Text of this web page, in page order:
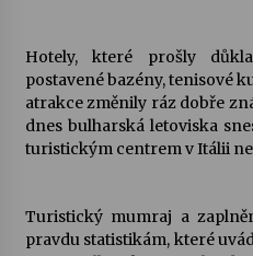
Hotely, které prošly
postavené bazény, tenisové
atrakce změnily ráz dobře
dnes bulharská letoviska
turistickým centrem v Itálii
Turistický mumraj a
pravdu statistikám, které